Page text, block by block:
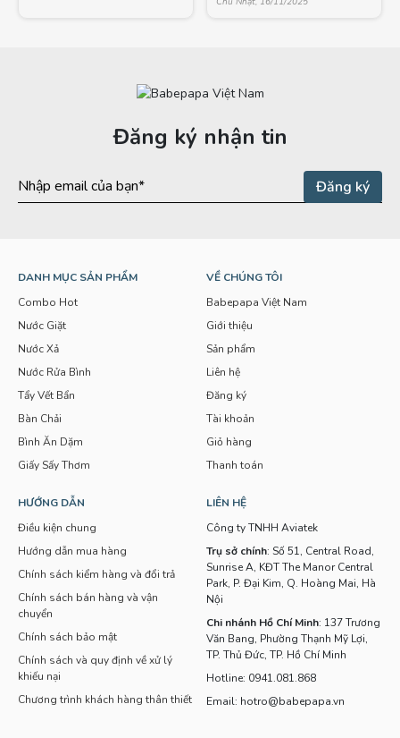
Đăng ký nhận tin
DANH MỤC SẢN PHẨM
Combo Hot
Nước Giặt
Nước Xả
Nước Rửa Bình
Tẩy Vết Bẩn
Bàn Chải
Bình Ăn Dặm
Giấy Sấy Thơm
VỀ CHÚNG TÔI
Babepapa Việt Nam
Giới thiệu
Sản phẩm
Liên hệ
Đăng ký
Tài khoản
Giỏ hàng
Thanh toán
HƯỚNG DẪN
Điều kiện chung
Hướng dẫn mua hàng
Chính sách kiểm hàng và đổi trả
Chính sách bán hàng và vận
chuyển
Chính sách bảo mật
Chính sách và quy định về xử lý
khiếu nại
Chương trình khách hàng thân thiết
LIÊN HỆ
Công ty TNHH Aviatek
Trụ sở chính: Số 51, Central Road,
Sunrise A, KĐT The Manor Central
Park, P. Đại Kim, Q. Hoàng Mai, Hà
Nội
Chi nhánh Hồ Chí Minh: 137 Trương
Văn Bang, Phường Thạnh Mỹ Lợi,
TP. Thủ Đức, TP. Hồ Chí Minh
Hotline: 0941.081.868
Email: hotro@babepapa.vn